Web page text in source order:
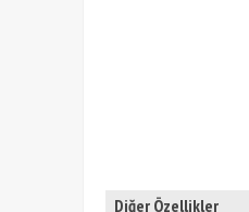
Diğer Özellikler